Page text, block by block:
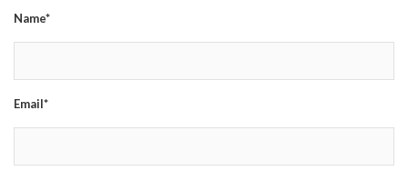
Name*
Email*